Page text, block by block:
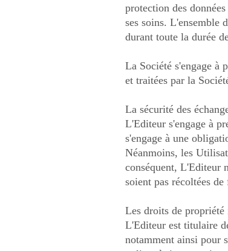
protection des
ses soins. L'ensemble
durant toute la durée
La Société s'engage à
et traitées par la
La sécurité des
L'Editeur s'engage à
s'engage à une
Néanmoins, les
conséquent, L'Editeur
soient pas récoltées
Les droits de
L'Editeur est titulaire
notamment ainsi pour